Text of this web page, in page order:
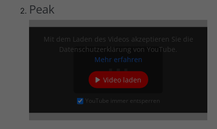
Peak
Mit dem Laden des Videos akzeptieren Sie die
Datenschutzerklärung von YouTube.
Mehr erfahren
Video laden
YouTube immer entsperren